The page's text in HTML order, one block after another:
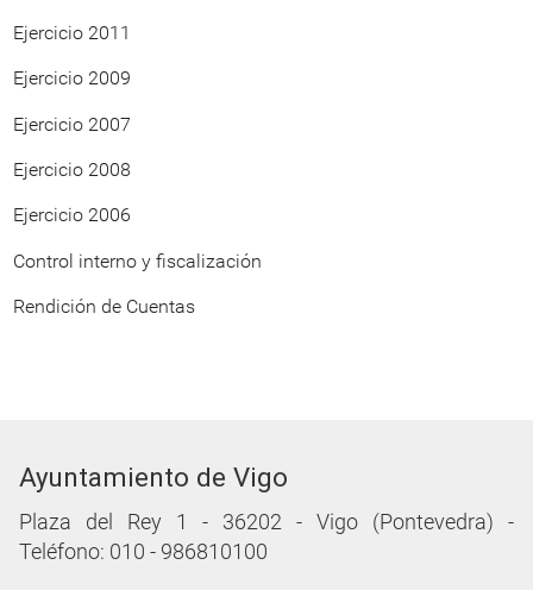
Ejercicio 2011
Ejercicio 2009
Ejercicio 2007
Ejercicio 2008
Ejercicio 2006
Control interno y fiscalización
Rendición de Cuentas
Ayuntamiento de Vigo
Plaza del Rey 1 - 36202 - Vigo (Pontevedra) -
Teléfono: 010 - 986810100